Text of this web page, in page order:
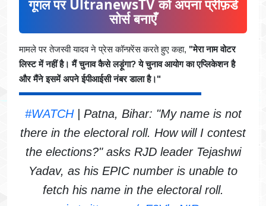
गूगल पर UltranewsTV को अपना प्रीफ़र्ड
सोर्स बनाएँ
मामले पर तेजस्वी यादव ने प्रेस कॉन्फ़्रेंस करते हुए कहा, "मेरा नाम वोटर
लिस्ट में नहीं है। मैं चुनाव कैसे लड़ूंगा? ये चुनाव आयोग का एप्लिकेशन है
और मैंने इसमें अपने ईपीआईसी नंबर डाला है।"
#WATCH| Patna, Bihar: "My name is not
there in the electoral roll. How will I contest
the elections?" asks RJD leader Tejashwi
Yadav, as his EPIC number is unable to
fetch his name in the electoral roll.